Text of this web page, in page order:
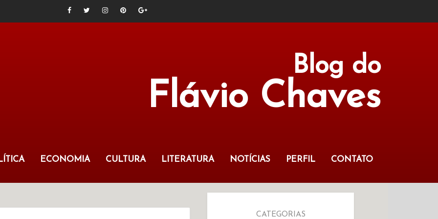
Blog do
Flávio Chaves
ECONOMIA CULTURA LITERATURA NOTÍCIAS PERFIL CONTATO
CATEGORIAS